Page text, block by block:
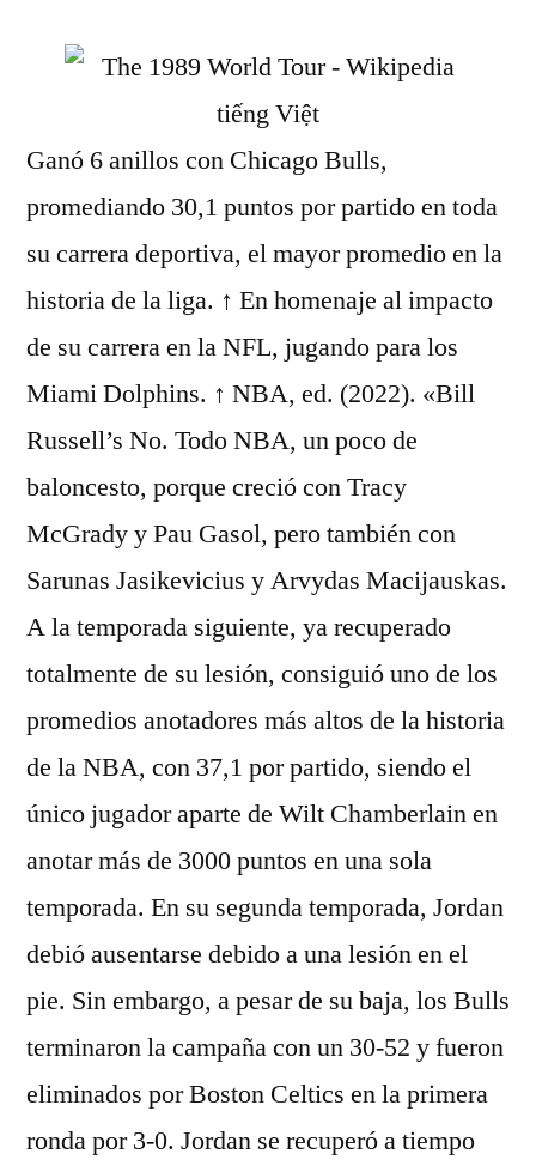
Ganó 6 anillos con Chicago Bulls,
promediando 30,1 puntos por partido en toda
su carrera deportiva, el mayor promedio en la
historia de la liga. ↑ En homenaje al impacto
de su carrera en la NFL, jugando para los
Miami Dolphins. ↑ NBA, ed. (2022). «Bill
Russell’s No. Todo NBA, un poco de
baloncesto, porque creció con Tracy
McGrady y Pau Gasol, pero también con
Sarunas Jasikevicius y Arvydas Macijauskas.
A la temporada siguiente, ya recuperado
totalmente de su lesión, consiguió uno de los
promedios anotadores más altos de la historia
de la NBA, con 37,1 por partido, siendo el
único jugador aparte de Wilt Chamberlain en
anotar más de 3000 puntos en una sola
temporada. En su segunda temporada, Jordan
debió ausentarse debido a una lesión en el
pie. Sin embargo, a pesar de su baja, los Bulls
terminaron la campaña con un 30-52 y fueron
eliminados por Boston Celtics en la primera
ronda por 3-0. Jordan se recuperó a tiempo